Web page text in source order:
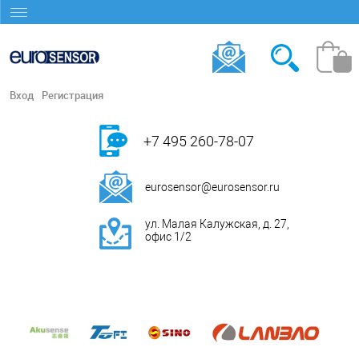
Вход Регистрация
+7 495 260-78-07
eurosensor@eurosensor.ru
ул. Малая Калужская, д. 27,
офис 1/2